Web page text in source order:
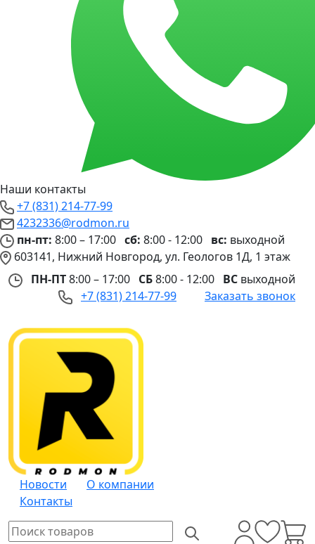
Наши контакты
+7 (831) 214-77-99
4232336@rodmon.ru
пн-пт: 8:00 – 17:00 сб: 8:00 - 12:00 вс: выходной
603141, Нижний Новгород, ул. Геологов 1Д, 1 этаж
ПН-ПТ8:00 – 17:00 СБ8:00 - 12:00 ВС выходной
+7 (831) 214-77-99
Заказать звонок
Новости
О компании
Контакты